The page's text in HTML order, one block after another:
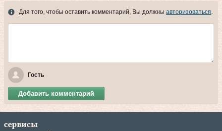
Для того, чтобы оставить комментарий, Вы должны авторизоваться.
Гость
Добавить комментарий
сервисы